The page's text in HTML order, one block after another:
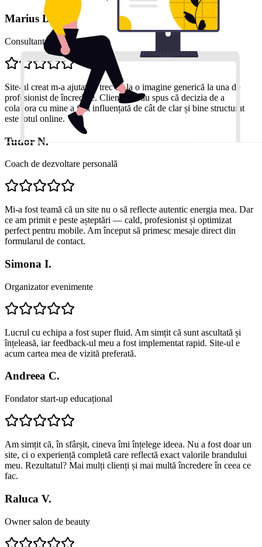
Marius D.
Consultant financiar
Site-ul creat m-a ajutat să trec de la o imagine generică la una de
profesionist de încredere. Clienții mi-au spus că decizia de a
colabora cu mine a fost influențată de cât de clar și bine structurat
este totul online.
Tudor N.
Coach de dezvoltare personală
Mi-a fost teamă că un site nu o să reflecte autentic energia mea. Dar
ce am primit e peste așteptări — cald, profesionist și optimizat
perfect pentru mobile. Am început să primesc mesaje direct din
formularul de contact.
Simona I.
Organizator evenimente
Lucrul cu echipa a fost super fluid. Am simțit că sunt ascultată și
înțeleasă, iar feedback-ul meu a fost implementat rapid. Site-ul e
acum cartea mea de vizită preferată.
Andreea C.
Fondator start-up educațional
Am simțit că, în sfârșit, cineva îmi înțelege ideea. Nu a fost doar un
site, ci o experiență completă care reflectă exact valorile brandului
meu. Rezultatul? Mai mulți clienți și mai multă încredere în ceea ce
fac.
Raluca V.
Owner salon de beauty